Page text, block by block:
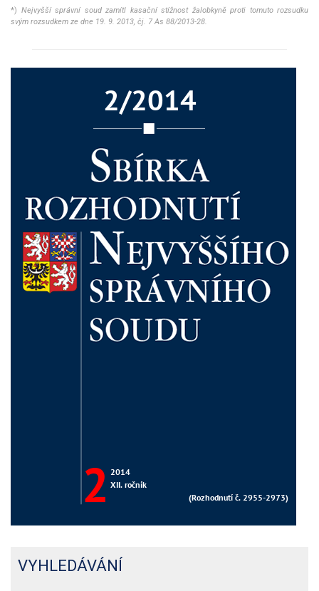
*) Nejvyšší správní soud zamítl kasační stížnost žalobkyně proti tomuto rozsudku
svým rozsudkem ze dne 19. 9. 2013, čj. 7 As 88/2013-28.
VYHLEDÁVÁNÍ